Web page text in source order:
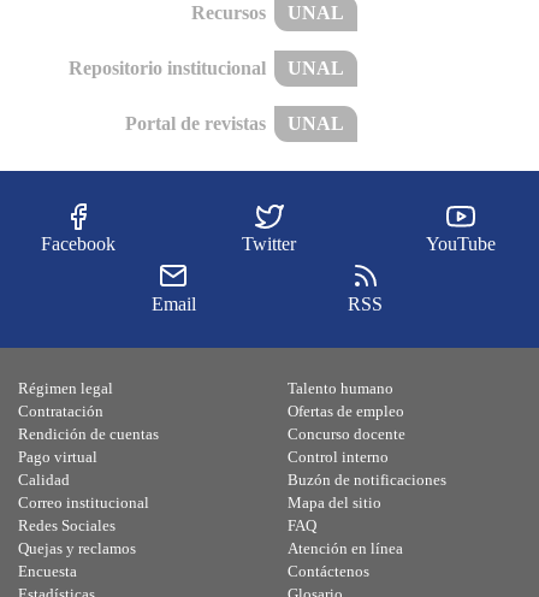
Recursos UNAL
Repositorio institucional UNAL
Portal de revistas UNAL
Facebook Twitter YouTube
Email RSS
Régimen legal
Contratación
Rendición de cuentas
Pago virtual
Calidad
Talento humano
Ofertas de empleo
Concurso docente
Control interno
Buzón de notificaciones
Correo institucional
Redes Sociales
Quejas y reclamos
Encuesta
Mapa del sitio
FAQ
Atención en línea
Contáctenos